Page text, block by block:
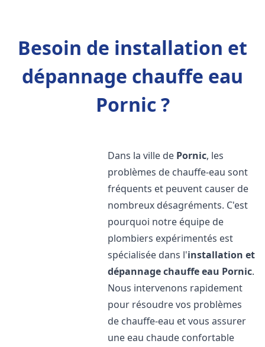
Besoin de installation et
dépannage chauffe eau
Pornic ?
Dans la ville de Pornic, les
problèmes de chauffe-eau sont
fréquents et peuvent causer de
nombreux désagréments. C'est
pourquoi notre équipe de
plombiers expérimentés est
spécialisée dans l'installation et
dépannage chauffe eau Pornic.
Nous intervenons rapidement
pour résoudre vos problèmes
de chauffe-eau et vous assurer
une eau chaude confortable